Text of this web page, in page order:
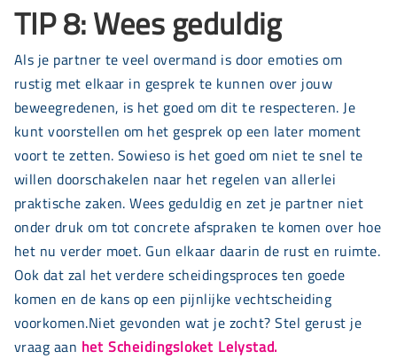
TIP 8: Wees geduldig
Als je partner te veel overmand is door emoties om
rustig met elkaar in gesprek te kunnen over jouw
beweegredenen, is het goed om dit te respecteren. Je
kunt voorstellen om het gesprek op een later moment
voort te zetten. Sowieso is het goed om niet te snel te
willen doorschakelen naar het regelen van allerlei
praktische zaken. Wees geduldig en zet je partner niet
onder druk om tot concrete afspraken te komen over hoe
het nu verder moet. Gun elkaar daarin de rust en ruimte.
Ook dat zal het verdere scheidingsproces ten goede
komen en de kans op een pijnlijke vechtscheiding
voorkomen.Niet gevonden wat je zocht? Stel gerust je
vraag aan het Scheidingsloket Lelystad.